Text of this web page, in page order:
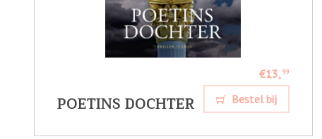
POETINS DOCHTER
€13,99
Bestel bij